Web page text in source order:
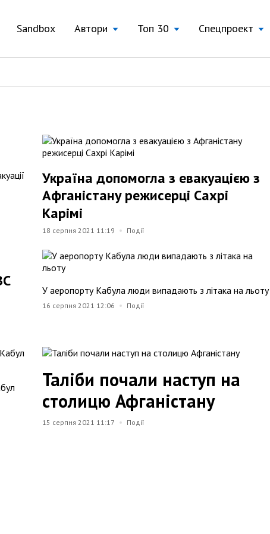
Sandbox Автори Топ 30 Спецпроект
Україна допомогла з евакуацією з
Афганістану режисерці Сахрі
Карімі
18 серпня 2021 11:19 Події
У аеропорту Кабула люди випадають з літака на льоту
16 серпня 2021 12:06 Події
Таліби почали наступ на
столицю Афганістану
15 серпня 2021 11:17 Події